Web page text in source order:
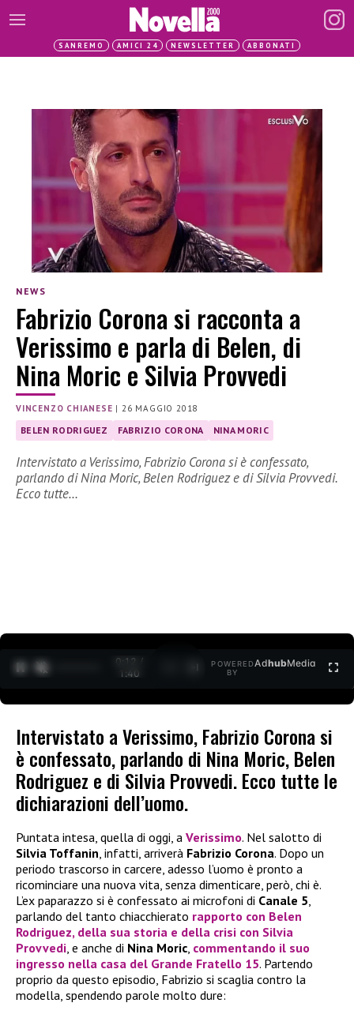
SANREMO AMICI 24 NEWSLETTER ABBONATI
NEWS
Fabrizio Corona si racconta a
Verissimo e parla di Belen, di
Nina Moric e Silvia Provvedi
VINCENZO CHIANESE |26 MAGGIO 2018
BELEN RODRIGUEZ FABRIZIO CORONA NINA MORIC
Intervistato a Verissimo, Fabrizio Corona si è confessato,
parlando di Nina Moric, Belen Rodriguez e di Silvia Provvedi.
Ecco tutte…
0:12 /
1:40
POWERED
BY
AdhubMedia
Intervistato a Verissimo, Fabrizio Corona si
è confessato, parlando di Nina Moric, Belen
Rodriguez e di Silvia Provvedi. Ecco tutte le
dichiarazioni dell’uomo.
Puntata intesa, quella di oggi, a Verissimo. Nel salotto di
Silvia Toffanin, infatti, arriverà Fabrizio Corona. Dopo un
periodo trascorso in carcere, adesso l’uomo è pronto a
ricominciare una nuova vita, senza dimenticare, però, chi è.
L’ex paparazzo si è confessato ai microfoni di Canale 5,
parlando del tanto chiacchierato rapporto con Belen
Rodriguez, della sua storia e della crisi con Silvia
Provvedi, e anche di Nina Moric, commentando il suo
ingresso nella casa del Grande Fratello 15. Partendo
proprio da questo episodio, Fabrizio si scaglia contro la
modella, spendendo parole molto dure: